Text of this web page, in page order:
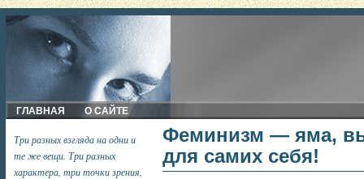
ГЛАВНАЯ О САЙТЕ
Три разных взгляда на одни и
те же вещи. Три разных
характера, три точки зрения,
Феминизм — яма,
для самих себя!